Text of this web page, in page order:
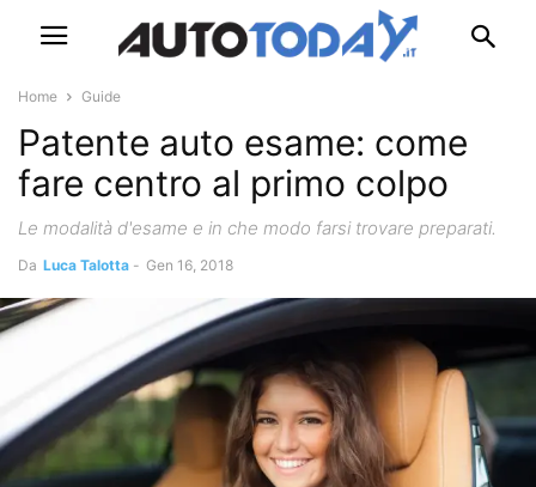
Home Guide
Patente auto esame: come
fare centro al primo colpo
Le modalità d'esame e in che modo farsi trovare preparati.
Da Luca Talotta - Gen 16, 2018